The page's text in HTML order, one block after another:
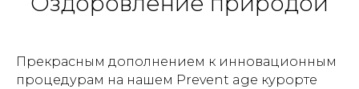
Прекрасным дополнением к инновационным
процедурам на нашем Prevent age курорте